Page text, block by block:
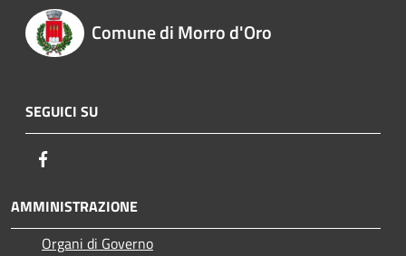
Comune di Morro d'Oro
SEGUICI SU
AMMINISTRAZIONE
Organi di Governo